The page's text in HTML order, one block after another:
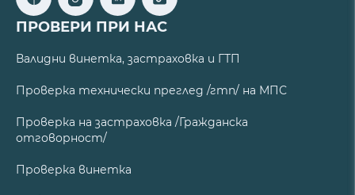
ПРОВЕРИ ПРИ НАС
Валидни винетка, застраховка и ГТП
Проверка технически преглед /гтп/ на МПС
Проверка на застраховка /Гражданска
отговорност/
Проверка винетка